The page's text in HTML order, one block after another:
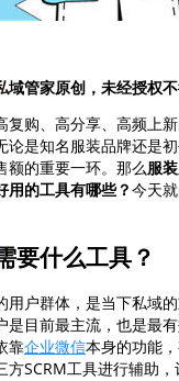
域管家原创，未经授权
复购、高分享、高频上
论是知名服装品牌还是
额的重要一环。那么服
用的工具有哪些？今天
要什么工具？
用户群体，是当下私域
是目前最主流，也是最
靠企业微信本身的功能
方SCRM工具进行辅助